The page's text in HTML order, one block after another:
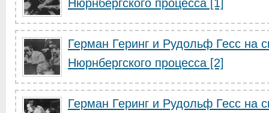
Нюрнбергского процесса [1]
Герман Геринг и Рудольф Гесс на
Нюрнбергского процесса [2]
Герман Геринг и Рудольф Гесс на